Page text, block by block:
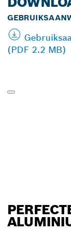
(PDF 2.2 MB)